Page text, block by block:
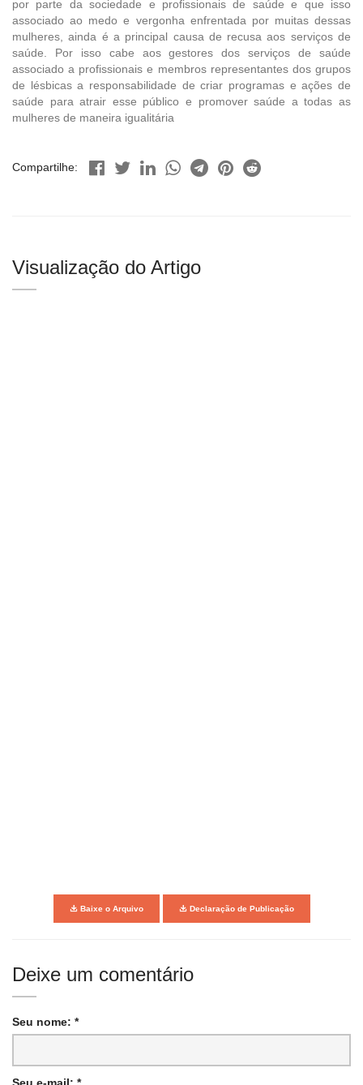
por parte da sociedade e profissionais de saúde e que isso
associado ao medo e vergonha enfrentada por muitas dessas
mulheres, ainda é a principal causa de recusa aos serviços de
saúde. Por isso cabe aos gestores dos serviços de saúde
associado a profissionais e membros representantes dos grupos
de lésbicas a responsabilidade de criar programas e ações de
saúde para atrair esse público e promover saúde a todas as
mulheres de maneira igualitária
Compartilhe:
Visualização do Artigo
Baixe o Arquivo Declaração de Publicação
Deixe um comentário
Seu nome: *